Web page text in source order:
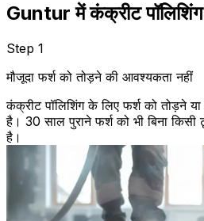
Guntur में कंक्रीट
Step 1
मौजूदा फर्श को तोड़ने की आवश्यकता नहीं
कंक्रीट पॉलिशिंग के लिए फर्श को तोड़ने
है। 30 साल पुराने फर्श को भी बिना
है।